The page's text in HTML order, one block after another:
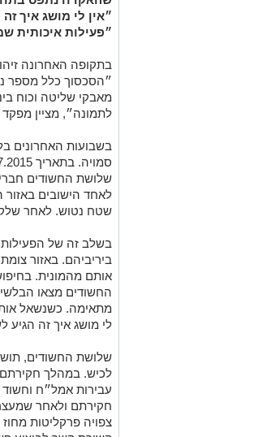
״אין לי מושג איך
״פעילות איכותית
״הסכסוך כלל מספר
מאבקי שליטה וכוח
לתמונה״, מציין
בשבועות האחרונים
שלושת החשודים חברי
לאחד הישובים באזור
שטח נטוש. לאחר
בשלב זה של הפעילות
ביריביהם. באזור
החשודים מצאו
מתאימה. כשנשאל
לי מושג איך זה הגיע
שלושת החשודים,
לכיש. במהלך
עבירות אמל״ח
חקירתם ולאחר
צפויה פרקליטות